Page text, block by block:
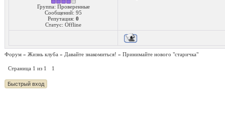
Группа: Проверенные
Сообщений: 95
Репутация: 0
Статус: Offline
Форум » Жизнь клуба » Давайте знакомиться! » Принимайте нового "старичка"
Страница 1 из 1 1